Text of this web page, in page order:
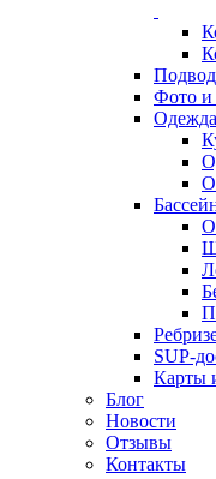
Фото и
SUP-
Карты
Блог
Новости
Отзывы
Контакты